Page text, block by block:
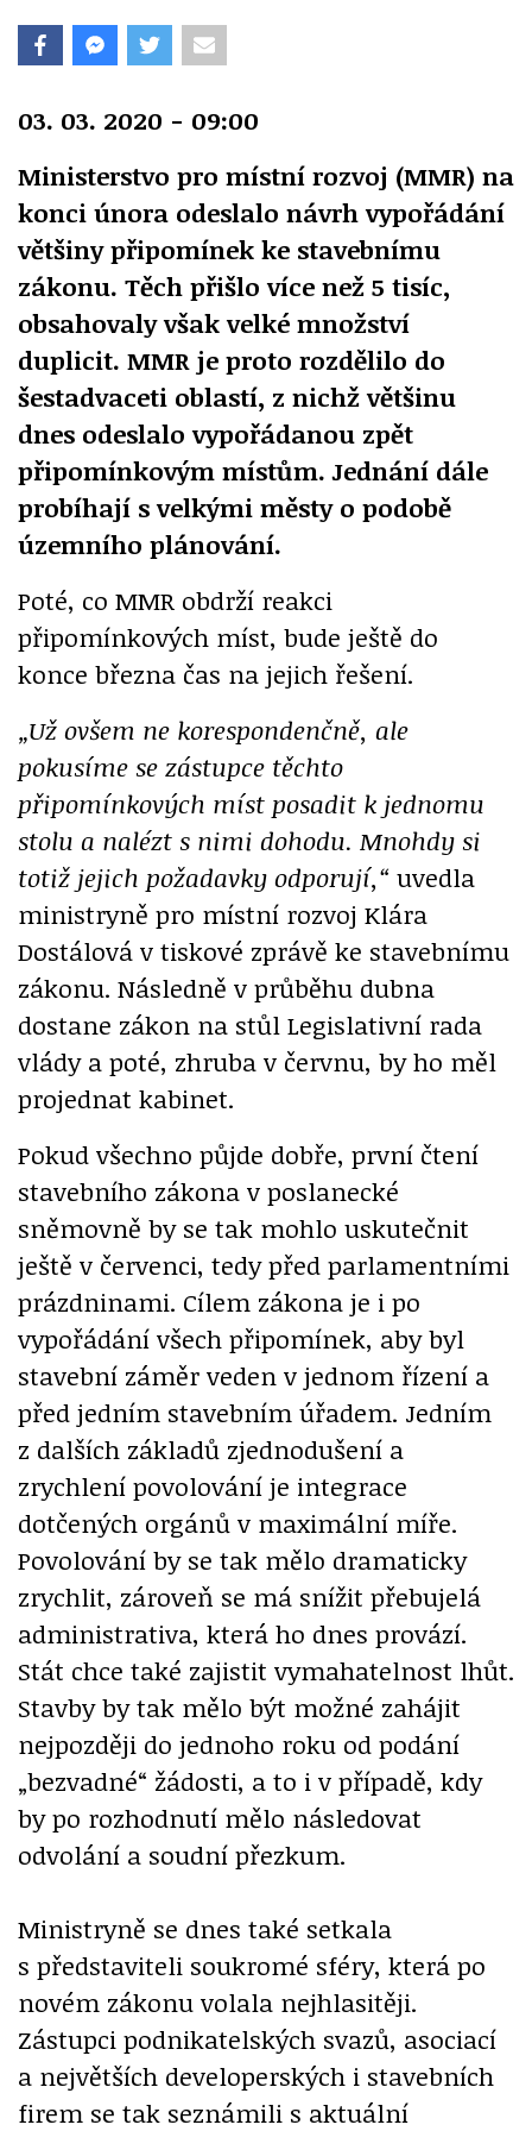
03. 03. 2020 - 09:00
Ministerstvo pro místní rozvoj (MMR) na
konci února odeslalo návrh vypořádání
většiny připomínek ke stavebnímu
zákonu. Těch přišlo více než 5 tisíc,
obsahovaly však velké množství
duplicit. MMR je proto rozdělilo do
šestadvaceti oblastí, z nichž většinu
dnes odeslalo vypořádanou zpět
připomínkovým místům. Jednání dále
probíhají s velkými městy o podobě
územního plánování.
Poté, co MMR obdrží reakci
připomínkových míst, bude ještě do
konce března čas na jejich řešení.
„Už ovšem ne korespondenčně, ale
pokusíme se zástupce těchto
připomínkových míst posadit k jednomu
stolu a nalézt s nimi dohodu. Mnohdy si
totiž jejich požadavky odporují,“ uvedla
ministryně pro místní rozvoj Klára
Dostálová v tiskové zprávě ke stavebnímu
zákonu. Následně v průběhu dubna
dostane zákon na stůl Legislativní rada
vlády a poté, zhruba v červnu, by ho měl
projednat kabinet.
Pokud všechno půjde dobře, první čtení
stavebního zákona v poslanecké
sněmovně by se tak mohlo uskutečnit
ještě v červenci, tedy před parlamentními
prázdninami. Cílem zákona je i po
vypořádání všech připomínek, aby byl
stavební záměr veden v jednom řízení a
před jedním stavebním úřadem. Jedním
z dalších základů zjednodušení a
zrychlení povolování je integrace
dotčených orgánů v maximální míře.
Povolování by se tak mělo dramaticky
zrychlit, zároveň se má snížit přebujelá
administrativa, která ho dnes provází.
Stát chce také zajistit vymahatelnost lhůt.
Stavby by tak mělo být možné zahájit
nejpozději do jednoho roku od podání
„bezvadné“ žádosti, a to i v případě, kdy
by po rozhodnutí mělo následovat
odvolání a soudní přezkum.
Ministryně se dnes také setkala
s představiteli soukromé sféry, která po
novém zákonu volala nejhlasitěji.
Zástupci podnikatelských svazů, asociací
a největších developerských i stavebních
firem se tak seznámili s aktuální